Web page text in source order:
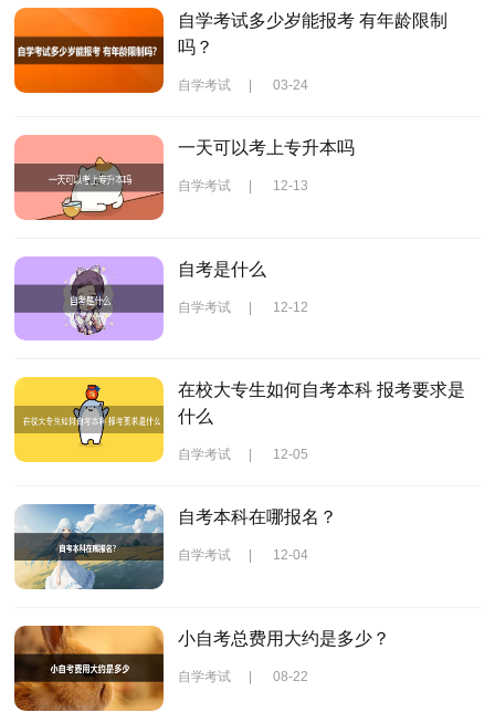
自学考试多少岁能报考 有年龄限制
吗？
自学考试 | 03-24
一天可以考上专升本吗
自学考试 | 12-13
自考是什么
自学考试 | 12-12
在校大专生如何自考本科 报考要求是
什么
自学考试 12-05
自考本科在哪报名？
自学考试 12-04
小自考总费用大约是多少？
自学考试 08-22